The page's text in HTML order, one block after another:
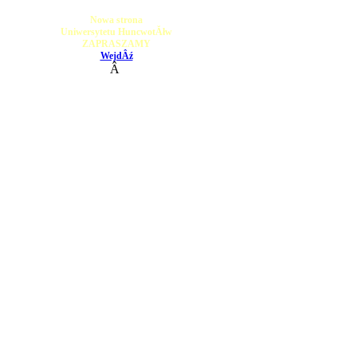
Nowa strona
Uniwersytetu HuncwotĂłw
ZAPRASZAMY
WejdÂź
Â